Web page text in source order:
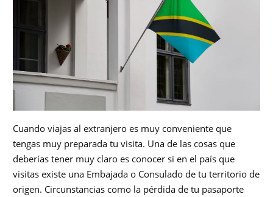
Cuando viajas al extranjero es muy conveniente que
tengas muy preparada tu visita. Una de las cosas que
deberías tener muy claro es conocer si en el país que
visitas existe una Embajada o Consulado de tu territorio de
origen. Circunstancias como la pérdida de tu pasaporte